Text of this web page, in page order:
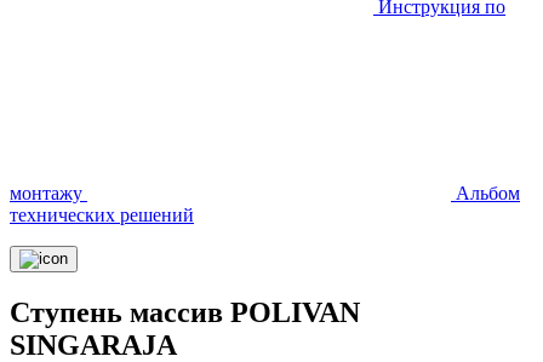
Инструкция по
монтажу
Альбом
технических решений
Ступень массив POLIVAN
SINGARAJA